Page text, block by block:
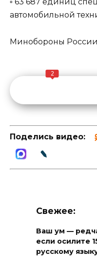
▫️ 63 687 единиц
автомобильной
Минобороны России
2
Поделись видео:
Свежее:
Ваш ум —
если осилите
русскому